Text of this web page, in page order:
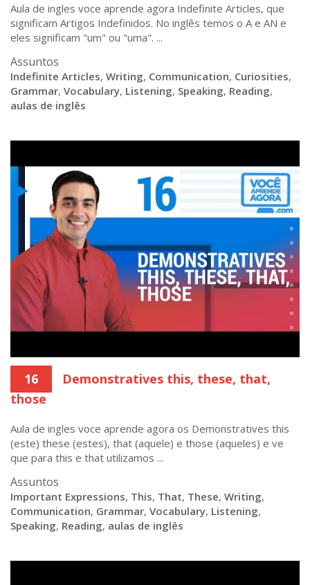
Aula de ingles voce aprende agora Indefinite Articles, que
significam Artigos Indefinidos. No inglês temos o A e AN e
eles significam "um" ou "uma". ...
Assuntos
Indefinite Articles, Writing, Communication, Curiosities,
Grammar, Vocabulary, Listening, Speaking, Reading,
aulas de inglês
16
Demonstratives this, these, that,
those
Aula de ingles voce aprende agora os Demonstratives this
(este) these (estes), that (aquele) e those (aqueles) e ve
que para this e that utilizamos ...
Assuntos
Important Expressions, This, That, These, Writing,
Communication, Grammar, Vocabulary, Listening,
Speaking, Reading, aulas de inglês